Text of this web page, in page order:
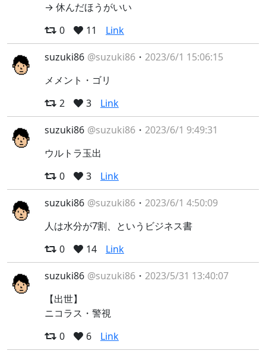
→ 休んだほうがいい
0
11 Link
suzuki86 @suzuki86 ・ 2023/6/1 15:06:15
メメント・ゴリ
2
3 Link
suzuki86 @suzuki86 ・ 2023/6/1 9:49:31
ウルトラ玉出
0
3 Link
suzuki86 @suzuki86 ・ 2023/6/1 4:50:09
人は水分が7割、というビジネス書
0
14 Link
suzuki86 @suzuki86 ・ 2023/5/31 13:40:07
【出世】
ニコラス・警視
0
6 Link